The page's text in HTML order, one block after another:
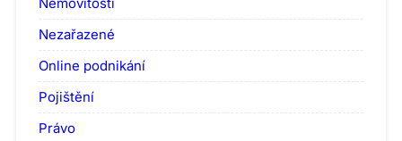
Nezařazené
Online podnikání
Pojištění
Právo